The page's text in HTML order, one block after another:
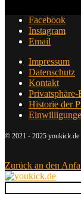
Facebook
Instagram
Email
Impressum
Datenschutz
Kontakt
Privatsphäre-
Historie der
© 2021 - 2025 youkick.de
Zurück an den